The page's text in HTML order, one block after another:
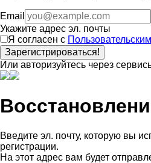
Email
Укажите адрес эл. почты
Я согласен с
Зарегистрироваться!
Или авторизуйтесь через
Введите эл. почту, которую вы
регистрации.
На этот адрес вам будет